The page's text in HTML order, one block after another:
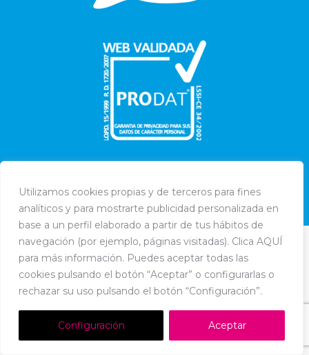
Utilizamos cookies propias y de terceros para fines
analíticos y para mostrarte publicidad personalizada en
base a un perfil elaborado a partir de tus hábitos de
navegación (por ejemplo, páginas visitadas). Clica AQUÍ
para más información. Puedes aceptar todas las
cookies pulsando el botón “Aceptar” o configurarlas o
rechazar su uso pulsando el botón “Configuración”.
Configuración Aceptar
Dream-Theme — trulypremium WordPress themes
Política de Cookies-Política de Privacidad- Aviso Legal